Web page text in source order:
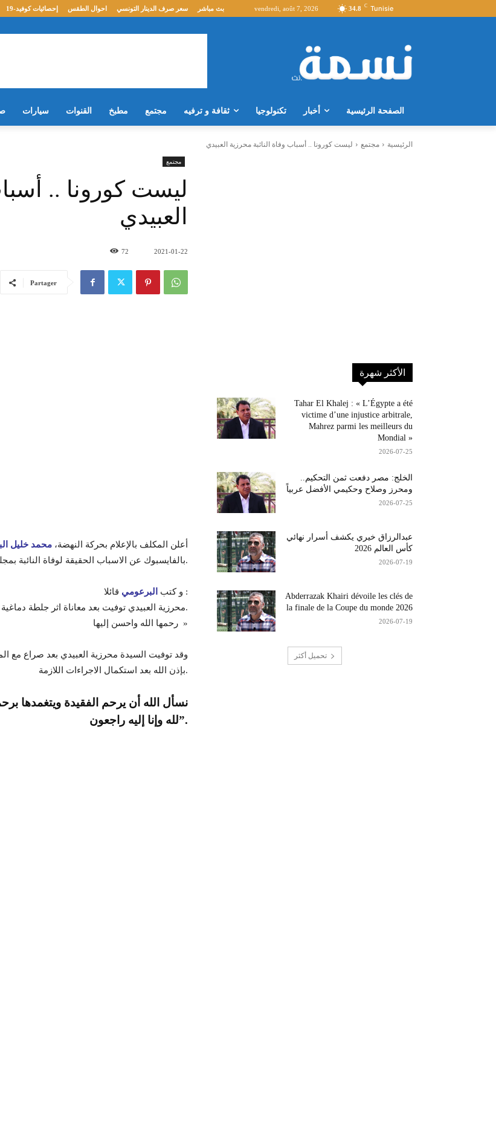
34.8 C Tunisie
vendredi, août 7, 2026 إحصائيات كوفيد-19 احوال الطقس سعر صرف الدينار التونسي بث مباشر
الصفحة الرئيسية أخبار تكنولوجيا ثقافة و ترفيه مجتمع مطبخ القنوات سيارات
الرئيسية مجتمع
ليست كورونا .. أسباب وفاة النائبة محرزية العبيدي
مجتمع
ليست كورونا ..
العبيدي
2021-01-22
72
Partager
أعلن المكلف بالإعلام بحركة النهضة، محمد خليل
بالفايسبوك عن الاسباب الحقيقة لوفاة النائبة.
و كتب البرعومي
قائلا :
« محرزية العبيدي توفيت بعد معاناة اثر جلطة دماغية ولم تصب بكورونا.
رحمها الله واحسن إليها »
وقد توفيت السيدة محرزية العبيدي بعد صراع
بإذن الله بعد استكمال الاجراءات اللازمة.
نسأل الله أن يرحم الفقيدة ويتغمدها
لله وإنا إليه راجعون”.
الأكثر شهرة
Tahar El Khalej : « L’Égypte a été
victime d’une injustice arbitrale,
Mahrez parmi les meilleurs du
Mondial »
2026-07-25
الخلج: مصر دفعت ثمن التحكيم..
ومحرز وصلاح وحكيمي الأفضل عربياً
2026-07-25
عبدالرزاق خيري يكشف أسرار نهائي
كأس العالم 2026
2026-07-19
Abderrazak Khairi dévoile les clés de
la finale de la Coupe du monde 2026
2026-07-19
تحميل أكثر